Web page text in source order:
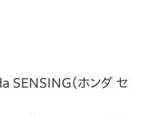
SENSING（ホンダ セ